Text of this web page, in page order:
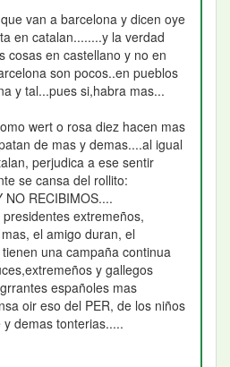
van a barcelona y dicen oye
en catalan........y la verdad
cosas en castellano y no en
son pocos..en pueblos
y tal...pues si,habra mas...
wert o rosa diez hacen mas
de mas y demas....al igual
perjudica a ese sentir
se cansa del rollito:
NO RECIBIMOS....
extremeños,
el amigo duran, el
una campaña continua
y gallegos
españoles mas
oir eso del PER, de los niños
demas tonterias.....